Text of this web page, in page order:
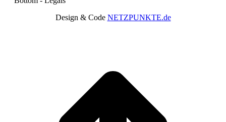
Design & Code NETZPUNKTE.de